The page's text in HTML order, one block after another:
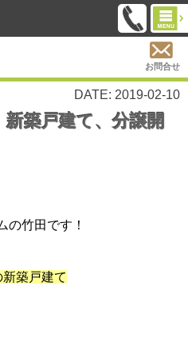
お問合せ
DATE: 2019-02-10
築戸建て、分譲開
の竹田です！
築戸建て